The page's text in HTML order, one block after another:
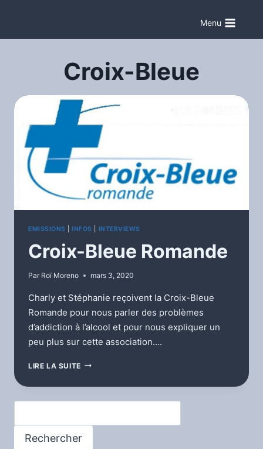
contenu
Menu
Croix-Bleue
EMISSIONS INFOS INTERVIEWS
Croix-Bleue Romande
Par Roï Moreno mars 3, 2020
Charly et Stéphanie reçoivent la Croix-Bleue
Romande pour nous parler des problèmes
d’addiction à l’alcool et pour nous expliquer un
peu plus sur cette association….
LIRE LA SUITE CROIX-
ROMANDE
Rechercher